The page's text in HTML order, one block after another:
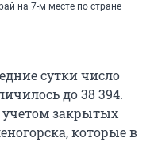
на 7-м месте по стране
сутки число
до 38 394.
учетом закрытых
которые в